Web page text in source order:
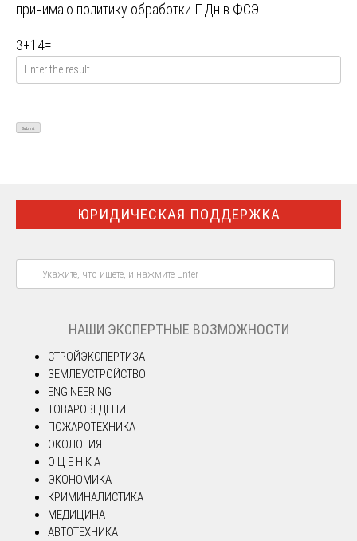
принимаю политику обработки ПДн в ФСЭ
3+14=
ЮРИДИЧЕСКАЯ ПОДДЕРЖКА
НАШИ ЭКСПЕРТНЫЕ ВОЗМОЖНОСТИ
СТРОЙЭКСПЕРТИЗА
ЗЕМЛЕУСТРОЙСТВО
ENGINEERING
ТОВАРОВЕДЕНИЕ
ПОЖАРОТЕХНИКА
ЭКОЛОГИЯ
О Ц Е Н К А
ЭКОНОМИКА
КРИМИНАЛИСТИКА
МЕДИЦИНА
АВТОТЕХНИКА